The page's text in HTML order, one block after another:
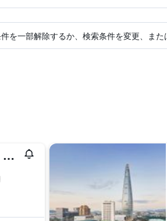
一部解除するか、検索条件を変更、また
ウェスティン ジョソン ソウル